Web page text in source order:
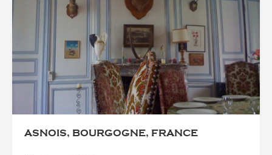
ASNOIS, BOURGOGNE, FRANCE